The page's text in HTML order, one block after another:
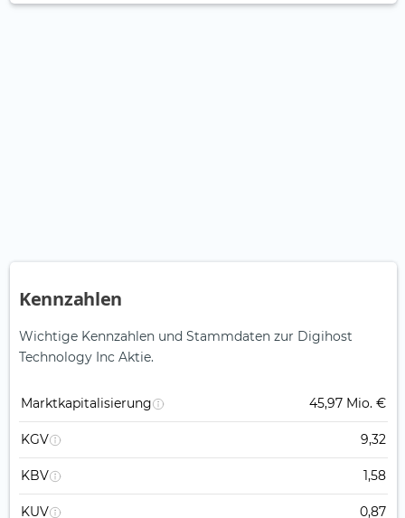
Kennzahlen
Wichtige Kennzahlen und Stammdaten zur Digihost
Technology Inc Aktie.
Marktkapitalisierung 45,97 Mio. €
KGV 9,32
KBV 1,58
KUV 0,87